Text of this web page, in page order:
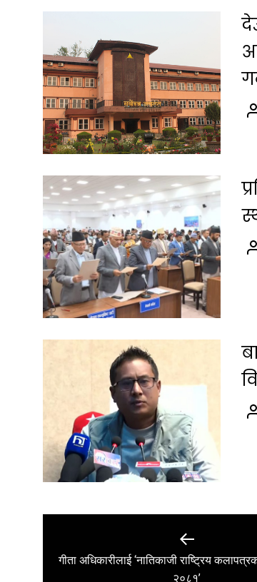
navigation
Previous
गीता अधिकारीलाई ‘नातिकाजी राष्ट्रिय
२०८१’